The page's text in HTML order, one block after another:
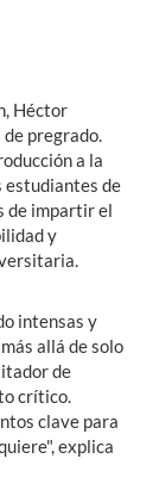
Héctor
pregrado.
a la
estudiantes de
de impartir el
y
intensas y
allá de solo
de
crítico.
clave para
explica